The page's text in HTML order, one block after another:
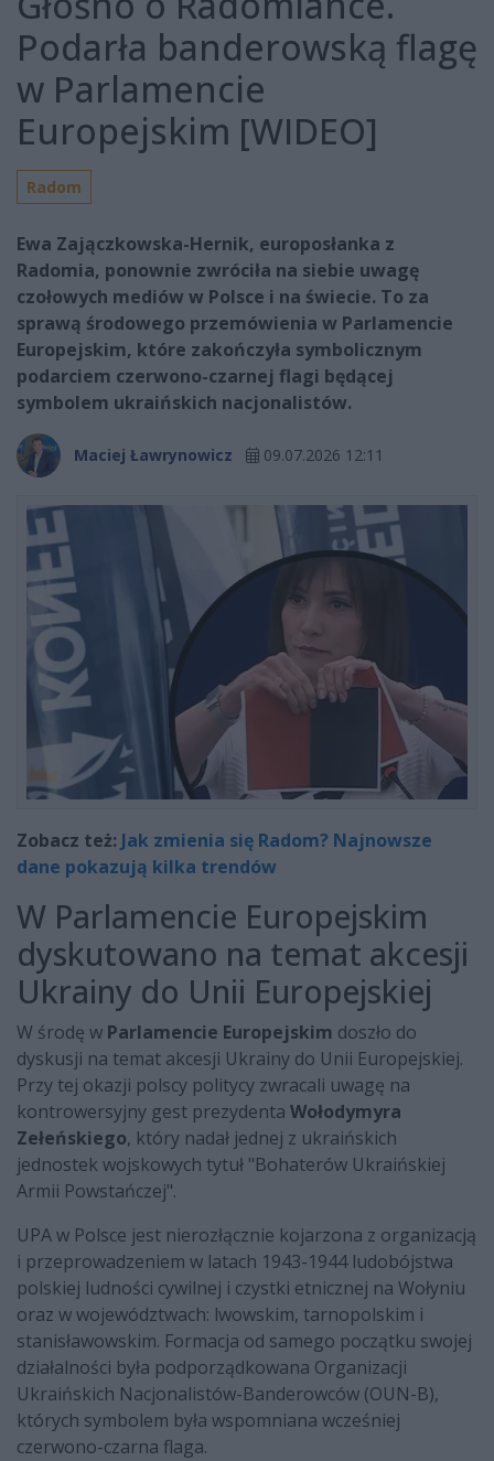
Podarła banderowską flagę
w Parlamencie
Europejskim [WIDEO]
Radom
Ewa Zajączkowska-Hernik, europosłanka z
Radomia, ponownie zwróciła na siebie uwagę
czołowych mediów w Polsce i na świecie. To za
sprawą środowego przemówienia w Parlamencie
Europejskim, które zakończyła symbolicznym
podarciem czerwono-czarnej flagi będącej
symbolem ukraińskich nacjonalistów.
Maciej Ławrynowicz 09.07.2026 12:11
Zobacz też: Jak zmienia się Radom? Najnowsze
dane pokazują kilka trendów
W Parlamencie Europejskim
dyskutowano na temat akcesji
Ukrainy do Unii Europejskiej
W środę w Parlamencie Europejskim doszło do
dyskusji na temat akcesji Ukrainy do Unii Europejskiej.
Przy tej okazji polscy politycy zwracali uwagę na
kontrowersyjny gest prezydenta Wołodymyra
Zełeńskiego, który nadał jednej z ukraińskich
jednostek wojskowych tytuł "Bohaterów Ukraińskiej
Armii Powstańczej".
UPA w Polsce jest nierozłącznie kojarzona z organizacją
i przeprowadzeniem w latach 1943-1944 ludobójstwa
polskiej ludności cywilnej i czystki etnicznej na Wołyniu
oraz w województwach: lwowskim, tarnopolskim i
stanisławowskim. Formacja od samego początku swojej
działalności była podporządkowana Organizacji
Ukraińskich Nacjonalistów-Banderowców (OUN-B),
których symbolem była wspomniana wcześniej
czerwono-czarna flaga.